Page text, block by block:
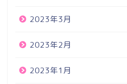
2023年3月
2023年2月
2023年1月